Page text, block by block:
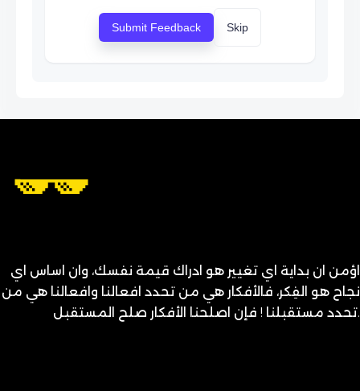
Submit Feedback Skip
اؤمن ان بداية اي تغيير هو ادراك قيمة نفسك، وان اساس اي
نجاح هو الفِكر، فالأفكار هي من تحدد افعالنا وافعالنا هي من
تحدد مستقبلنا ! فإن اصلحنا الأفكار صلح المستقبل.